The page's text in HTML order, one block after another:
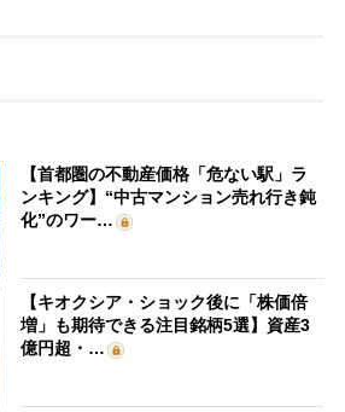
【首都圏の不動産価格「危ない駅」ラ
ンキング】“中古マンション売れ行き鈍
化”のワー…
【キオクシア・ショック後に「株価倍
増」も期待できる注目銘柄5選】資産3
億円超・…